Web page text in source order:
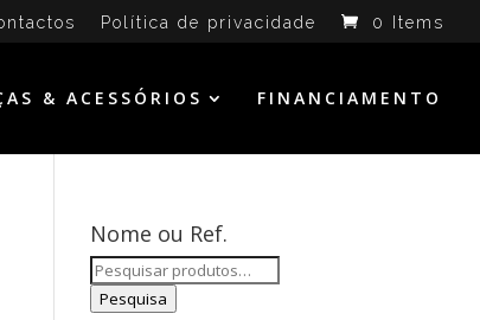
Política de privacidade 0 Items
& ACESSÓRIOS FINANCIAMENTO
Nome ou Ref.
Pesquisar
por:
Pesquisa